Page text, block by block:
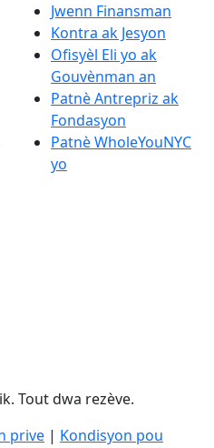
Jwenn Finansman
Kontra ak Jesyon
Ofisyèl Eli yo ak
Gouvènman an
Patnè Antrepriz ak
Fondasyon
Patnè WholeYouNYC
yo
Tout dwa rezève.
prive | Kondisyon pou